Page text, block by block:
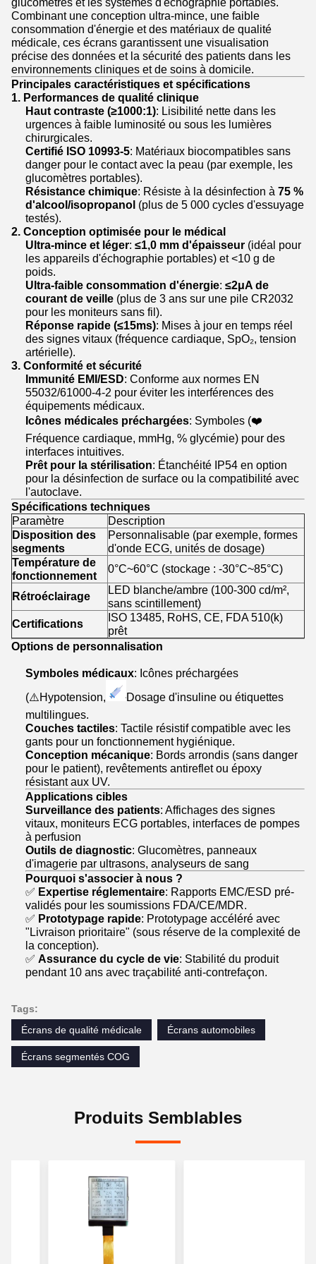
Combinant une conception ultra-mince, une faible
consommation d'énergie et des matériaux de qualité
médicale, ces écrans garantissent une visualisation
précise des données et la sécurité des patients dans les
environnements cliniques et de soins à domicile.
Principales caractéristiques et spécifications
1. Performances de qualité clinique
Haut contraste (≥1000:1): Lisibilité nette dans les
urgences à faible luminosité ou sous les lumières
chirurgicales.
Certifié ISO 10993-5: Matériaux biocompatibles sans
danger pour le contact avec la peau (par exemple, les
glucomètres portables).
Résistance chimique: Résiste à la désinfection à 75 %
d'alcool/isopropanol (plus de 5 000 cycles d'essuyage
testés).
2. Conception optimisée pour le médical
Ultra-mince et léger: ≤1,0 mm d'épaisseur (idéal pour
les appareils d'échographie portables) et <10 g de
poids.
Ultra-faible consommation d'énergie: ≤2μA de
courant de veille (plus de 3 ans sur une pile CR2032
pour les moniteurs sans fil).
Réponse rapide (≤15ms): Mises à jour en temps réel
des signes vitaux (fréquence cardiaque, SpO₂, tension
artérielle).
3. Conformité et sécurité
Immunité EMI/ESD: Conforme aux normes EN
55032/61000-4-2 pour éviter les interférences des
équipements médicaux.
Icônes médicales préchargées: Symboles (❤️
Fréquence cardiaque, mmHg, % glycémie) pour des
interfaces intuitives.
Prêt pour la stérilisation: Étanchéité IP54 en option
pour la désinfection de surface ou la compatibilité avec
l'autoclave.
Spécifications techniques
Paramètre
Description
Disposition des
segments
Personnalisable (par exemple, formes
d'onde ECG, unités de dosage)
Température de
fonctionnement
0°C~60°C (stockage : -30°C~85°C)
Rétroéclairage
LED blanche/ambre (100-300 cd/m²,
sans scintillement)
Certifications
ISO 13485, RoHS, CE, FDA 510(k)
prêt
Options de personnalisation
Symboles médicaux: Icônes préchargées
(⚠️Hypotension,
Dosage d'insuline ou étiquettes
multilingues.
Couches tactiles: Tactile résistif compatible avec les
gants pour un fonctionnement hygiénique.
Conception mécanique: Bords arrondis (sans danger
pour le patient), revêtements antireflet ou époxy
résistant aux UV.
Applications cibles
Surveillance des patients: Affichages des signes
vitaux, moniteurs ECG portables, interfaces de pompes
à perfusion
Outils de diagnostic: Glucomètres, panneaux
d'imagerie par ultrasons, analyseurs de sang
Pourquoi s'associer à nous ?
✅ Expertise réglementaire: Rapports EMC/ESD pré-
validés pour les soumissions FDA/CE/MDR.
✅ Prototypage rapide: Prototypage accéléré avec
"Livraison prioritaire" (sous réserve de la complexité de
la conception).
✅ Assurance du cycle de vie: Stabilité du produit
pendant 10 ans avec traçabilité anti-contrefaçon.
Tags:
Écrans de qualité médicale
Écrans automobiles
Écrans segmentés COG
Produits Semblables